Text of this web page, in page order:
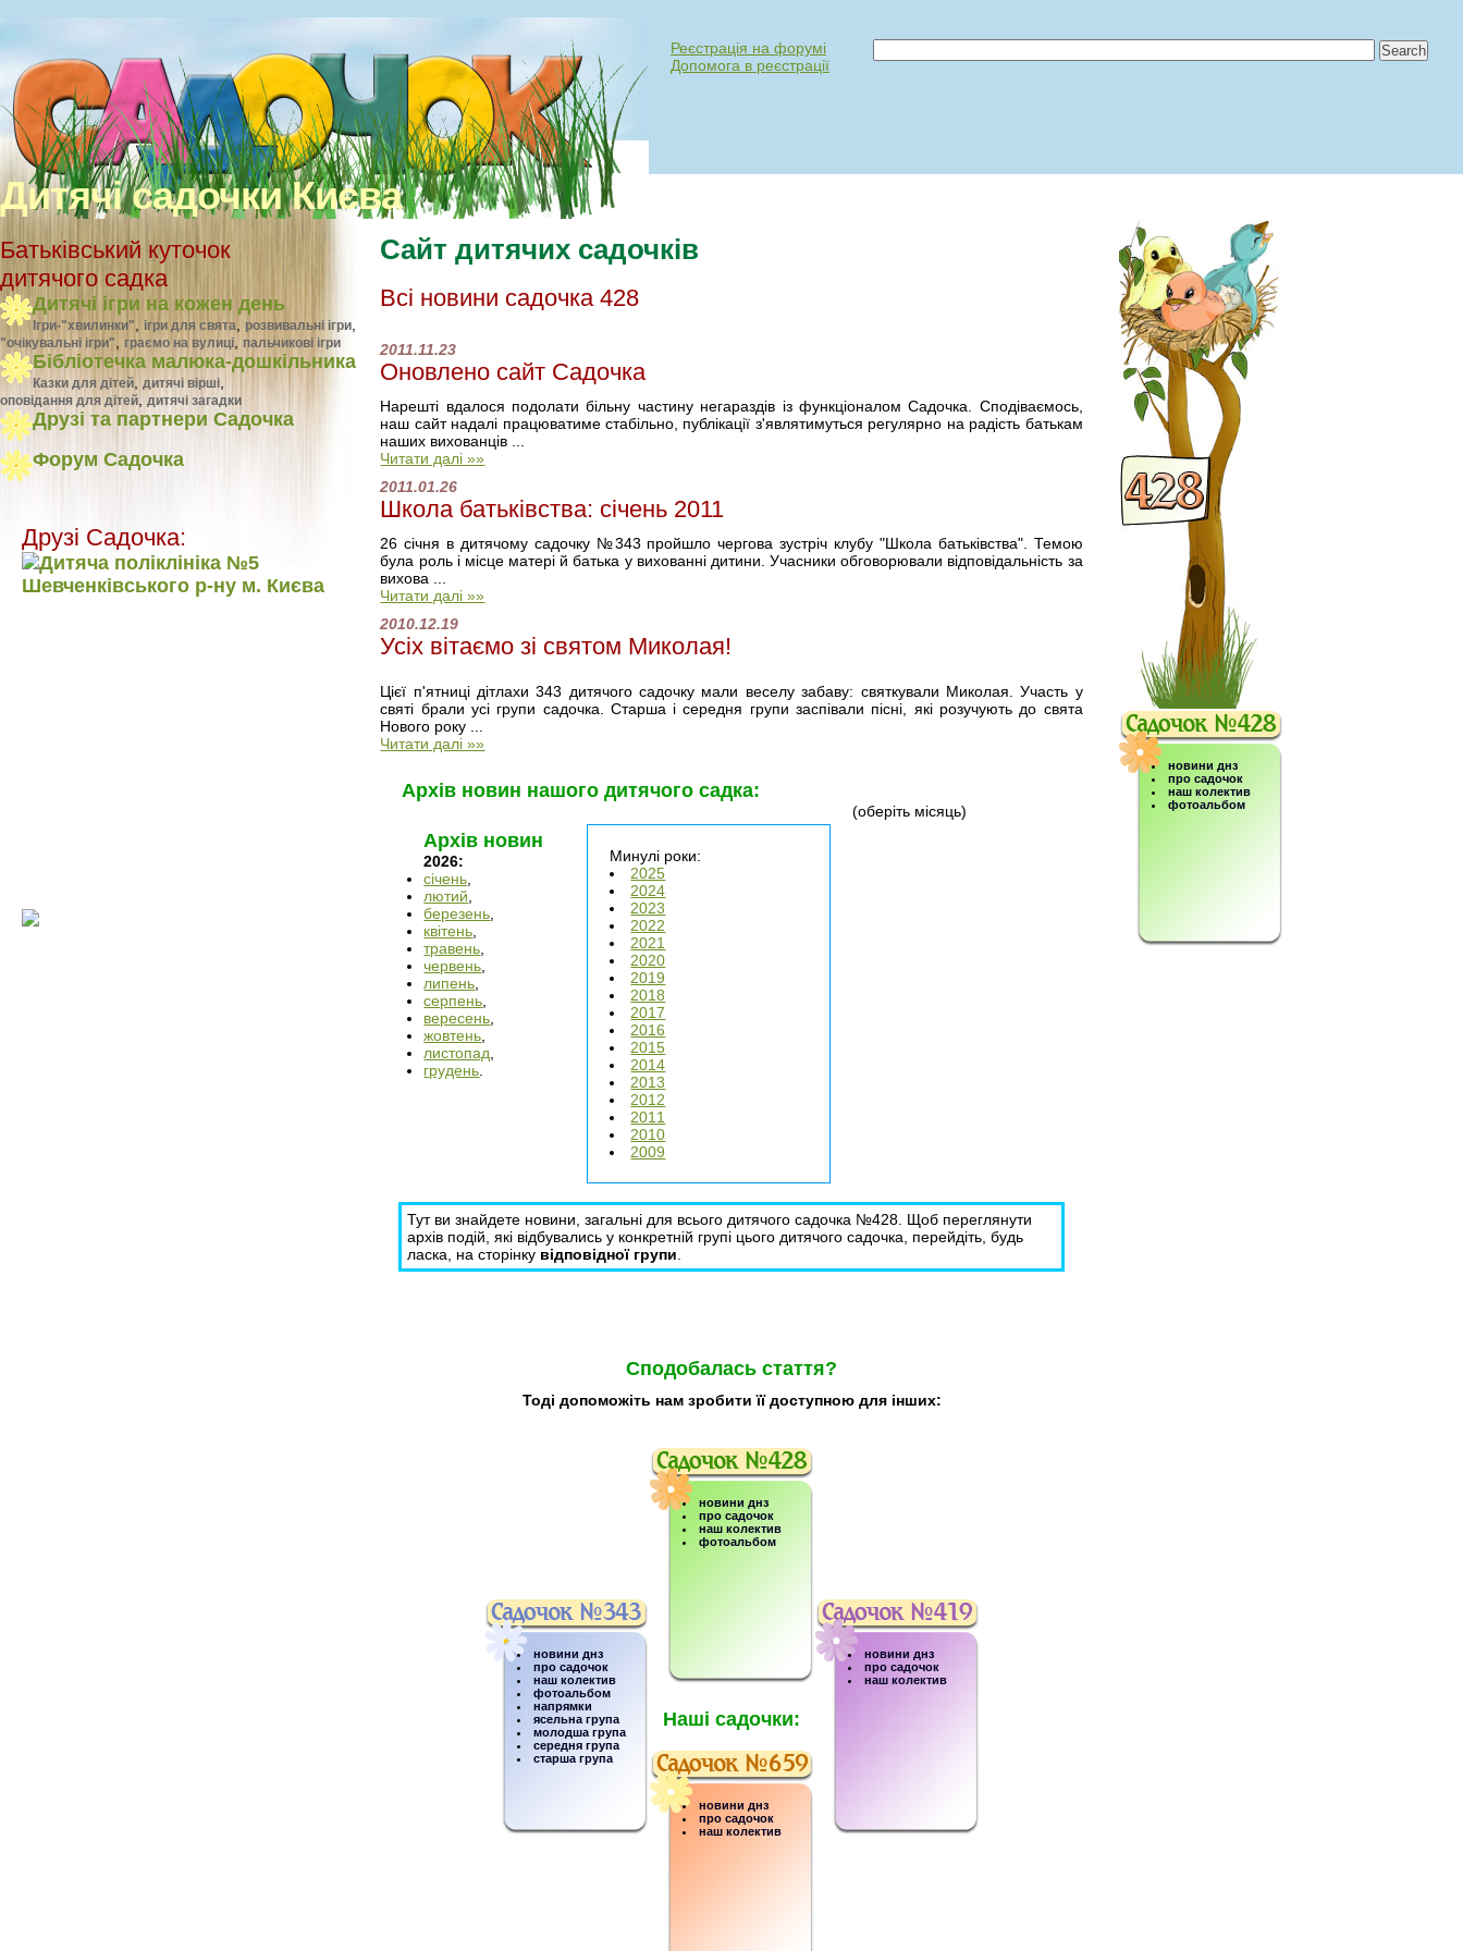
Дитячі садочки Києва
Реєстрація на форумі
Допомога в реєстрації
Батьківський куточок
дитячого садка
Дитячі ігри на кожен день
Ігри-"хвилинки" ігри для свята розвивальні ігри
"очікувальні ігри" граємо на вулиці пальчикові ігри
Бібліотечка малюка-дошкільника
Казки для дітей дитячі вірші
оповідання для дітей дитячі загадки
Друзі та партнери Садочка
Форум Садочка
Друзі Садочка:
Сайт дитячих садочків
Всі новини садочка 428
2011.11.23
Оновлено сайт Садочка
Нарештi вдалося подолати бiльну частину негараздiв iз функцiоналом Садочка. Сподiваємось,
наш сайт надалi працюватиме стабiльно, публiкації з'являтимуться регулярно на радiсть батькам
наших вихованцiв ...
Читати далі »»
2011.01.26
Школа батьківства: січень 2011
26 січня в дитячому садочку №343 пройшло чергова зустріч клубу "Школа батьківства". Темою
була роль і місце матері й батька у вихованні дитини. Учасники обговорювали відповідальність за
вихова ...
Читати далі »»
2010.12.19
Усіх вітаємо зі святом Миколая!
Цієї п'ятниці дітлахи 343 дитячого садочку мали веселу забаву: святкували Миколая. Участь у
святі брали усі групи садочка. Старша і середня групи заспівали пісні, які розучують до свята
Нового року ...
Читати далі »»
Архів новин нашого дитячого садка:
(оберіть місяць)
Архів новин
2026:
січень,
лютий,
березень,
квітень,
травень,
червень,
липень,
серпень,
вересень,
жовтень,
листопад,
грудень.
Минулі роки:
2025
2024
2023
2022
2021
2020
2019
2018
2017
2016
2015
2014
2013
2012
2011
2010
2009
Тут ви знайдете новини, загальні для всього дитячого садочка №428. Щоб переглянути
архів подій, які відбувались у конкретній групі цього дитячого садочка, перейдіть, будь
ласка, на сторінку відповідної групи.
новини днз
про садочок
наш колектив
фотоальбом
Сподобалась стаття?
Тоді допоможіть нам зробити її доступною для інших:
новини днз
про садочок
наш колектив
фотоальбом
напрямки
ясельна група
молодша група
середня група
старша група
новини днз
про садочок
наш колектив
фотоальбом
Наші садочки:
новини днз
про садочок
наш колектив
новини днз
про садочок
наш колектив